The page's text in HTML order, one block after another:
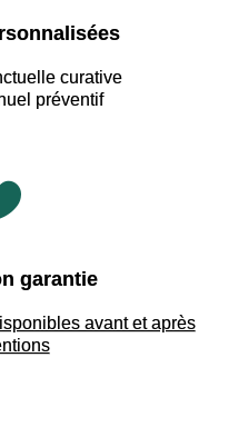
curative
préventif
garantie
avant et après